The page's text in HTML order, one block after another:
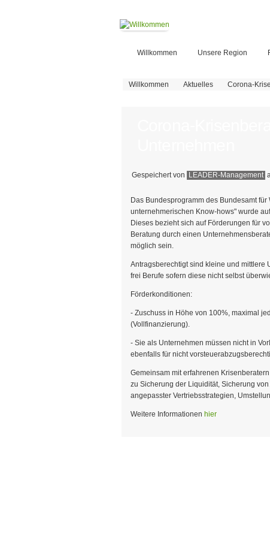
Willkommen Unsere Region
Sie sind hier
Willkommen Aktuelles Corona-
Gespeichert von LEADER-Management
Das Bundesprogramm des Bundesamt
unternehmerischen Know-hows" wurde
Dieses bezieht sich auf Förderungen für
Beratung durch einen
möglich sein.
Antragsberechtigt sind kleine und
frei Berufe sofern diese nicht selbst
Förderkonditionen:
- Zuschuss in Höhe von 100%, maximal
(Vollfinanzierung).
- Sie als Unternehmen müssen nicht in
ebenfalls für nicht
Gemeinsam mit erfahrenen
zu Sicherung der Liquidität, Sicherung
angepasster Vertriebsstrategien,
Weitere Informationen hier